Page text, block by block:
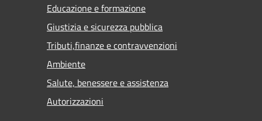
Educazione e formazione
Giustizia e sicurezza pubblica
Tributi,finanze e contravvenzioni
Ambiente
Salute, benessere e assistenza
Autorizzazioni